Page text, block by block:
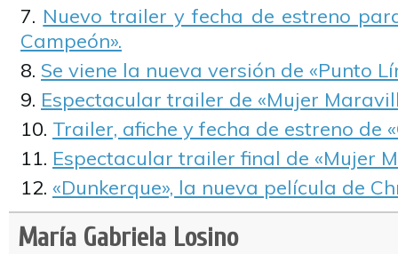
Nuevo trailer y fecha de estreno
Campeón».
Se viene la nueva versión de «Punto
Espectacular trailer de «Mujer
Trailer, afiche y fecha de estreno de
Espectacular trailer final de «Mujer
«Dunkerque», la nueva película de
María Gabriela Losino